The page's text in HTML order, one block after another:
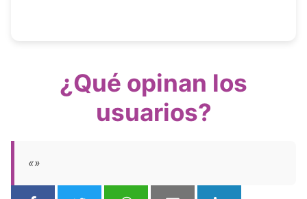
¿Qué opinan los
usuarios?
«»